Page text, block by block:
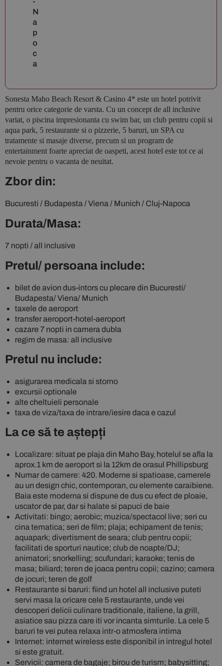
Sonesta Maho Beach Resort & Casino 4* este un hotel potrivit
pentru orice categorie de varsta. Cu un concept de all inclusive
variat, o piscina impresionanta cu swim bar, un club pentru copii si
aqua park, 5 restaurante si o pizzerie, 5 baruri, un SPA cu
tratamente si masaje diverse, precum si un program de
entertainment foarte apreciat de oaspeti, acest hotel este tot ce ai
nevoie pentru o vacanta de neuitat.
Zbor din:
Bucuresti / Budapesta / Viena / Munich / Cluj-Napoca
Durata/Masa:
7 nopti / all inclusive
Pretul/ persoana include:
bilet de avion dus-intors cu plecare din Bucuresti/
Budapesta/ Viena/ Munich
taxele de aeroport
transfer aeroport-hotel-aeroport
cazare 7 nopti in camera dubla
regim de masa: all inclusive
Pretul nu include:
asigurarea medicala si storno
excursii optionale
alte cheltuieli personale
taxa de viza/taxa de intrare/iesire daca e cazul
La ce să te aștepți
Localizare: situat pe plaja din Maho Bay, hotelul se afla la
aprox.1 km de aeroport si la 12km de orasul Phillipsburg
Numar de camere: 420. Moderne si spatioase, camerele
au un design chic, contemporan, cu elemente caraibiene.
Baia este moderna si dispune de dus cu efect de ploaie,
uscator de par, dar si halate si papuci de baie
Activitati: bingo; aerobic; muzica/spectacol live; seri cu
cina tematica; seri de film; plaja; echipament de tenis;
aquapark; divertisment de seara; club pentru copii;
facilitati de sporturi nautice; club de noapte/DJ;
animatori; snorkelling; scufundari; karaoke; tenis de
masa; biliard; teren de joaca pentru copii; cazino; camera
de jocuri; teren de golf
Restaurante si baruri: fiind un hotel all inclusive puteti
servi masa la oricare cele 5 restaurante, unde vei
descoperi delicii culinare traditionale, italiene, la grill,
asiatice sau pizza care iti vor incanta simturile. La cele 5
baruri te vei putea relaxa intr-o atmosfera intima
Internet: internet wireless este disponibil in intregul hotel
si este gratuit.
Servicii: camera de bagaje; birou de turism; babysitting;
N
a
p
o
c
a